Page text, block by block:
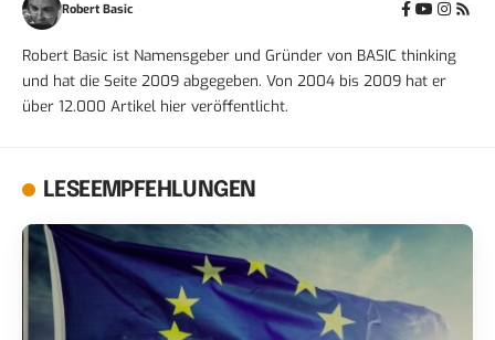
Robert Basic
Robert Basic ist Namensgeber und Gründer von BASIC thinking
und hat die Seite 2009 abgegeben. Von 2004 bis 2009 hat er
über 12.000 Artikel hier veröffentlicht.
LESEEMPFEHLUNGEN